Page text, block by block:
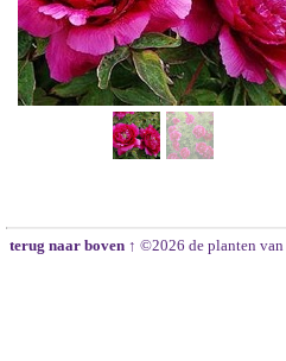
terug naar boven ↑ ©2026 de planten